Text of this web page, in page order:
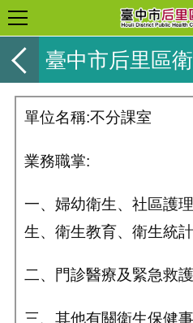
臺中市后里區
單位名稱:不分課室
業務職掌:
一、婦幼衛生、社區護
生、衛生教育、衛生統
二、門診醫療及緊急救護
三、其他有關衛生保健事